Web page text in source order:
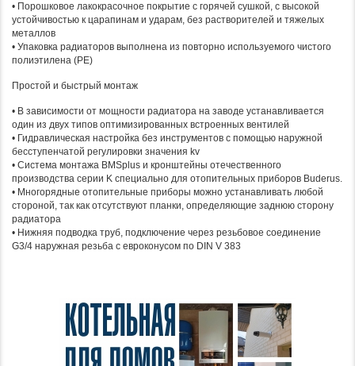
• Порошковое лакокрасочное покрытие с горячей сушкой, с высокой
устойчивостью к царапинам и ударам, без растворителей и тяжелых
металлов
• Упаковка радиаторов выполнена из повторно используемого чистого
полиэтилена (PE)
Простой и быстрый монтаж
• В зависимости от мощности радиатора на заводе устанавливается
один из двух типов оптимизированных встроенных вентилей
• Гидравлическая настройка без инструментов с помощью наружной
бесступенчатой регулировки значения kv
• Система монтажа BMSplus и кронштейны отечественного
производства серии K специально для отопительных приборов Buderus.
• Многорядные отопительные приборы можно устанавливать любой
стороной, так как отсутствуют планки, определяющие заднюю сторону
радиатора
• Нижняя подводка труб, подключение через резьбовое соединение
G3/4 наружная резьба с евроконусом по DIN V 383